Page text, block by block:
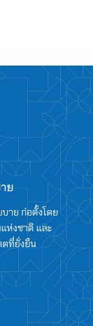
ย
าย ก่อตั้งโดย
ห่งชาติ และ
ตที่ยั่งยืน